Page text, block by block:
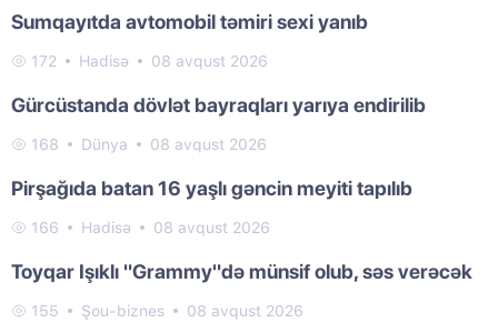
Sumqayıtda avtomobil təmiri sexi yanıb
172 Hadisə 08 avqust 2026
Gürcüstanda dövlət bayraqları yarıya endirilib
168 Dünya 08 avqust 2026
Pirşağıda batan 16 yaşlı gəncin meyiti tapılıb
166 Hadisə 08 avqust 2026
Toyqar Işıklı "Grammy"də münsif olub, səs verəcək
155 Şou-biznes 08 avqust 2026